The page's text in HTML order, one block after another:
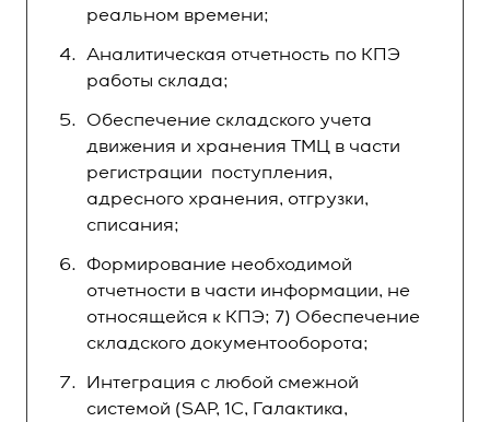
Подбор товара
Подбора товара в разрезе ед. измерения
Подбор тарой
PICK BY STOCK (Наборка заказа на тару)
Подбор от минимального остатка
Ограничение количества сборки по строкам
Отгрузка
Отгрузка оператором ВМС по кнопке
Ручное создание документа на отгрузку
Отгрузка через ТСД валом и поштучно
реальном времени;
Аналитическая отчетность по КПЭ
работы склада;
Обеспечение складского учета
движения и хранения ТМЦ в части
регистрации поступления,
адресного хранения, отгрузки,
списания;
Формирование необходимой
отчетности в части информации, не
относящейся к КПЭ; 7) Обеспечение
складского документооборота;
Интеграция с любой смежной
системой (SAP, 1С, Галактика,